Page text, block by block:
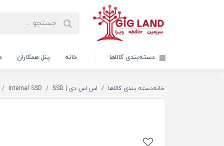
دسته‌بندی کالاها خانه پنل همکاران
خانهدسته بندی کالاها اس اس دی | SSD Internal SSD